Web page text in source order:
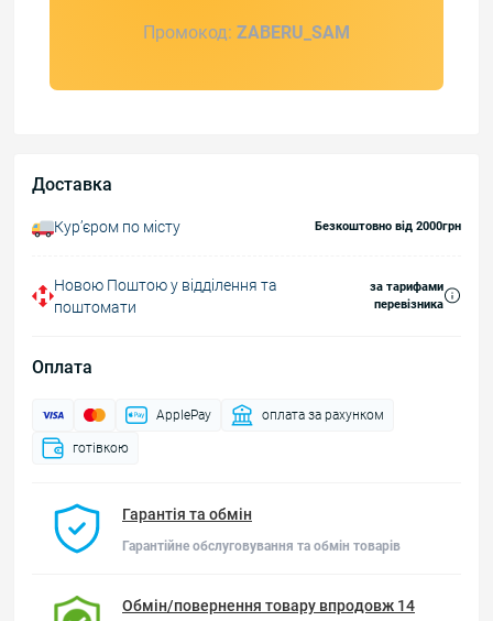
Промокод: ZABERU_SAM
Доставка
Курʼєром по місту Безкоштовно від 2000грн
Новою Поштою у відділення та
поштомати
за тарифами
перевізника
Оплата
ApplePay оплата за рахунком
готівкою
Гарантія та обмін
Гарантійне обслуговування та обмін товарів
Обмін/повернення товару впродовж 14